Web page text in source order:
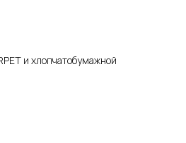
и хлопчатобумажной